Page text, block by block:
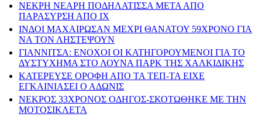
ΝΕΚΡΗ ΝΕΑΡΗ ΠΟΔΗΛΑΤΙΣΣΑ ΜΕΤΑ ΑΠΟ
ΠΑΡΑΣΥΡΣΗ ΑΠΟ ΙΧ
ΙΝΔΟΙ ΜΑΧΑΙΡΩΣΑΝ ΜΕΧΡΙ ΘΑΝΑΤΟΥ 59ΧΡΟΝΟ ΓΙΑ
ΝΑ ΤΟΝ ΛΗΣΤΕΨΟΥΝ
ΓΙΑΝΝΙΤΣΑ: ΕΝΟΧΟΙ ΟΙ ΚΑΤΗΓΟΡΟΥΜΕΝΟΙ ΓΙΑ ΤΟ
ΔΥΣΤΥΧΗΜΑ ΣΤΟ ΛΟΥΝΑ ΠΑΡΚ ΤΗΣ ΧΑΛΚΙΔΙΚΗΣ
ΚΑΤΕΡΕΥΣΕ ΟΡΟΦΗ ΑΠΟ ΤΑ ΤΕΠ-ΤΑ ΕΙΧΕ
ΕΓΚΑΙΝΙΑΣΕΙ Ο ΑΔΩΝΙΣ
ΝΕΚΡΟΣ 33ΧΡΟΝΟΣ ΟΔΗΓΟΣ-ΣΚΟΤΩΘΗΚΕ ΜΕ ΤΗΝ
ΜΟΤΟΣΙΚΛΕΤΑ